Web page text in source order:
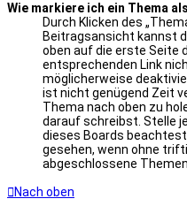
Wie markiere ich ein Thema
Durch Klicken des
Beitragsansicht kannst
oben auf die erste Seite
entsprechenden Link
möglicherweise
ist nicht genügend Zeit
Thema nach oben zu
darauf schreibst. Stelle
dieses Boards
gesehen, wenn ohne
abgeschlossene
Nach oben